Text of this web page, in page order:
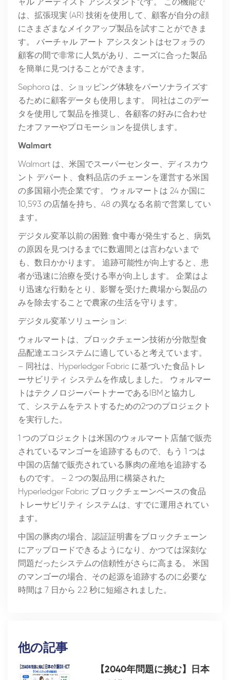
ャル アーティスト アシスタントです。 この機能で
は、拡張現実 (AR) 技術を使用して、顧客が自分の顔
にさまざまなメイクアップ製品を試すことができま
す。 バーチャル アート アシスタントはセフォラの
顧客の間で非常に人気があり、ニーズに合った製品
を簡単に見つけることができます。
Sephora は、ショッピング体験をパーソナライズす
るために顧客データも使用します。 同社はこのデー
タを使用して製品を推奨し、各顧客の好みに合わせ
たオファーやプロモーションを提供します。
Walmart
Walmart は、米国でスーパーセンター、ディスカウ
ント デパート、食料品店のチェーンを運営する米国
の多国籍小売企業です。 ウォルマートは 24 か国に
10,593 の店舗を持ち、48 の異なる名前で営業してい
ます。
デジタル変革以前の困難: 食中毒が発生すると、病気
の原因を見つけるまでに数週間とは言わないまで
も、数日かかります。 追跡可能性が向上すると、患
者が迅速に治療を受ける率が向上します。 企業はよ
り迅速な行動をとり、影響を受けた農場から製品の
みを除去することで農家の生活を守ります。
デジタル変革ソリューション:
ウォルマートは、ブロックチェーン技術が分散型食
品配達エコシステムに適していると考えています。
– 同社は、Hyperledger Fabric に基づいた食品トレ
ーサビリティ システムを作成しました。 ウォルマー
トはテクノロジーパートナーであるIBMと協力し
て、システムをテストするための2つのプロジェクト
を実行した。
1 つのプロジェクトは米国のウォルマート店舗で販売
されているマンゴーを追跡するもので、もう 1 つは
中国の店舗で販売されている豚肉の産地を追跡する
ものです。 – 2 つの製品用に構築された
Hyperledger Fabric ブロックチェーンベースの食品
トレーサビリティ システムは、すでに運用されてい
ます。
中国の豚肉の場合、認証証明書をブロックチェーン
にアップロードできるようになり、かつては深刻な
問題だったシステムの信頼性がさらに高まる。 米国
のマンゴーの場合、その起源を追跡するのに必要な
時間は 7 日から 2.2 秒に短縮されました。
他の記事
【2040年問題に挑む】日本